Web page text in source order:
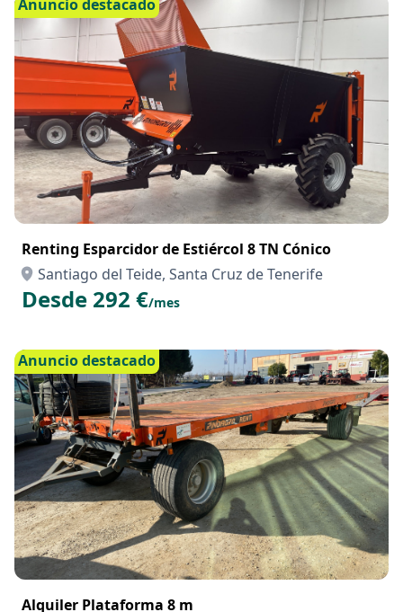
Anuncio destacado
Renting Esparcidor de Estiércol 8 TN Cónico
Santiago del Teide, Santa Cruz de Tenerife
Desde 292 €/mes
Anuncio destacado
Alquiler Plataforma 8 m